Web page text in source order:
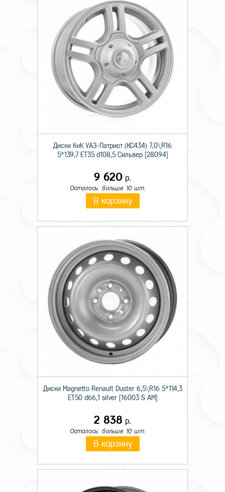
Диски КиК УАЗ-Патриот (КС434) 7,0\R16
5*139,7 ET35 d108,5 Сильвер [28094]
9 620 р.
Осталось: больше 10 шт.
В корзину
Диски Magnetto Renault Duster 6,5\R16 5*114,3
ET50 d66,1 silver [16003 S AM]
2 838 р.
Осталось: больше 10 шт.
В корзину